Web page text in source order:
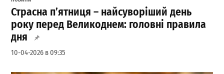
Страсна п’ятниця – найсуворіший день
року перед Великоднем: головні правила
дня
10-04-2026 в 09:35